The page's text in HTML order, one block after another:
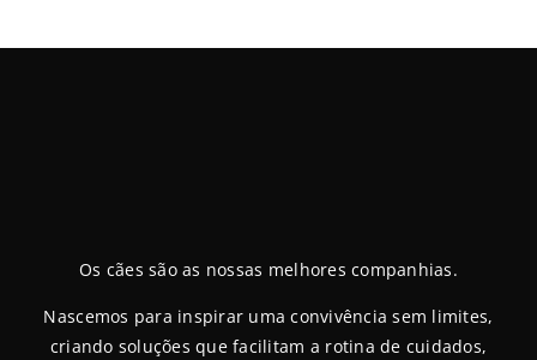
Os cães são as nossas melhores companhias.
Nascemos para inspirar uma convivência sem limites,
criando soluções que facilitam a rotina de cuidados,